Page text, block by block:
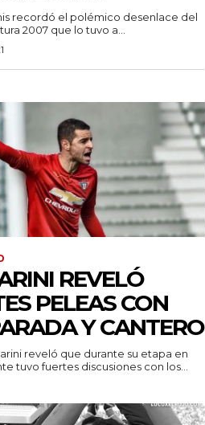
recordó el polémico desenlace del
2007 que lo tuvo a...
REVELÓ
PELEAS CON
Y CANTERO
reveló que durante su etapa en
tuvo fuertes discusiones con los...